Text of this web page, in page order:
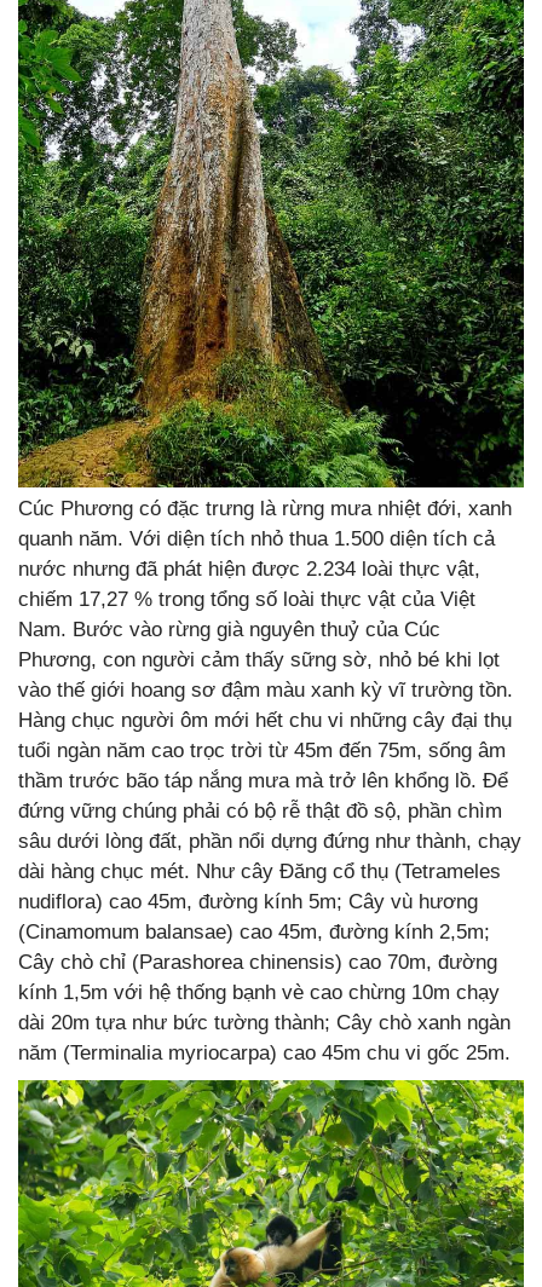
Cúc Phương có đặc trưng là rừng mưa nhiệt đới, xanh
quanh năm. Với diện tích nhỏ thua 1.500 diện tích cả
nước nhưng đã phát hiện được 2.234 loài thực vật,
chiếm 17,27 % trong tổng số loài thực vật của Việt
Nam. Bước vào rừng già nguyên thuỷ của Cúc
Phương, con người cảm thấy sững sờ, nhỏ bé khi lọt
vào thế giới hoang sơ đậm màu xanh kỳ vĩ trường tồn.
Hàng chục người ôm mới hết chu vi những cây đại thụ
tuổi ngàn năm cao trọc trời từ 45m đến 75m, sống âm
thầm trước bão táp nắng mưa mà trở lên khổng lồ. Để
đứng vững chúng phải có bộ rễ thật đồ sộ, phần chìm
sâu dưới lòng đất, phần nổi dựng đứng như thành, chạy
dài hàng chục mét. Như cây Đăng cổ thụ (Tetrameles
nudiflora) cao 45m, đường kính 5m; Cây vù hương
(Cinamomum balansae) cao 45m, đường kính 2,5m;
Cây chò chỉ (Parashorea chinensis) cao 70m, đường
kính 1,5m với hệ thống bạnh vè cao chừng 10m chạy
dài 20m tựa như bức tường thành; Cây chò xanh ngàn
năm (Terminalia myriocarpa) cao 45m chu vi gốc 25m.